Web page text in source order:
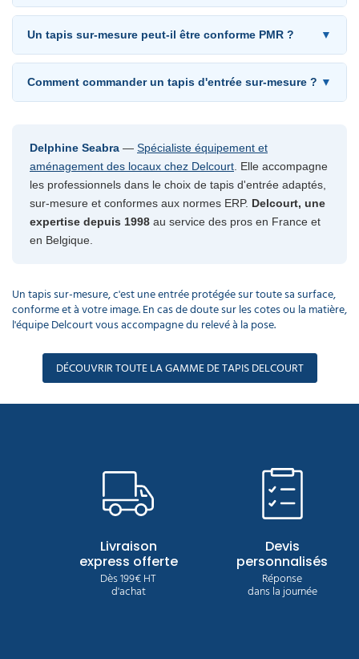
Un tapis sur-mesure peut-il être conforme PMR ? ▼
Comment commander un tapis d'entrée sur-mesure ? ▼
Delphine Seabra — Spécialiste équipement et
aménagement des locaux chez Delcourt . Elle accompagne
les professionnels dans le choix de tapis d'entrée adaptés,
sur-mesure et conformes aux normes ERP. Delcourt, une
expertise depuis 1998 au service des pros en France et
en Belgique.
Un tapis sur-mesure, c'est une entrée protégée sur toute sa surface,
conforme et à votre image. En cas de doute sur les cotes ou la matière,
l'équipe Delcourt vous accompagne du relevé à la pose.
DÉCOUVRIR TOUTE LA GAMME DE TAPIS DELCOURT
Livraison
express offerte
Dès 199€ HT
d'achat
Devis
personnalisés
Réponse
dans la journée